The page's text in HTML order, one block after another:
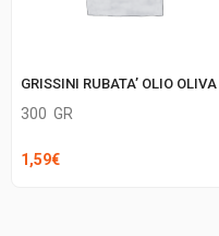
GRISSINI RUBATA’ OLIO OLIVA
300 GR
1,59€